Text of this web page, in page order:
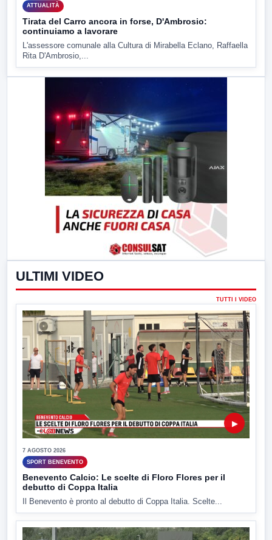
ATTUALITÀ
Tirata del Carro ancora in forse, D'Ambrosio:
continuiamo a lavorare
L'assessore comunale alla Cultura di Mirabella Eclano, Raffaella
Rita D'Ambrosio,...
ULTIMI VIDEO
TUTTI I VIDEO
▶
7 AGOSTO 2026
SPORT BENEVENTO
Benevento Calcio: Le scelte di Floro Flores per il
debutto di Coppa Italia
Il Benevento è pronto al debutto di Coppa Italia. Scelte...